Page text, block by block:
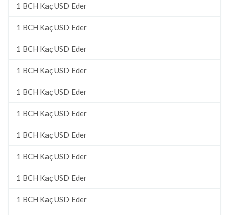
1 BCH Kaç USD Eder
1 BCH Kaç USD Eder
1 BCH Kaç USD Eder
1 BCH Kaç USD Eder
1 BCH Kaç USD Eder
1 BCH Kaç USD Eder
1 BCH Kaç USD Eder
1 BCH Kaç USD Eder
1 BCH Kaç USD Eder
1 BCH Kaç USD Eder